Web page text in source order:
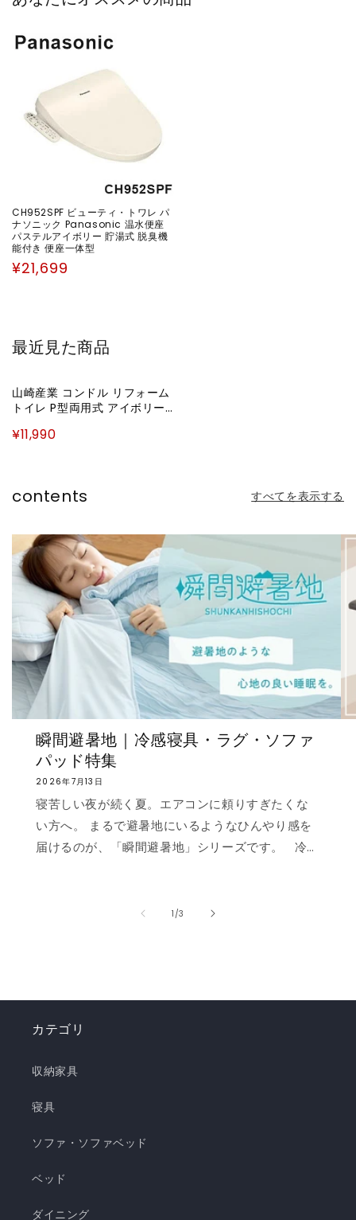
す
CH952SPF ビューティ・トワレ パ
ナソニック Panasonic 温水便座
パステルアイボリー 貯湯式 脱臭機
能付き 便座一体型
通
¥21,699
最近見た商品
山崎産業 コンドル リフォーム
トイレ P型両用式 アイボリー
引不可)
¥11,990
contents すべてを表示する
瞬間避暑地｜冷感寝具・ラグ・ソファ
パッド特集
2026年7月13日
寝苦しい夜が続く夏。エアコンに頼りすぎたくな
い方へ。 まるで避暑地にいるようなひんやり感を
届けるのが、「瞬間避暑地」シリーズです。 冷
うな“ずっと触れていたくなる冷たさ”を実現しま
う！✨ ❄️強冷感リバーシブルケット ❄️強冷感リバ
ーシブル敷きパッド ❄️強冷感枕パッド ❄️強冷感抱
き枕 ❄️強冷感3層ごろ寝マット ❄️強冷感ソファーパ
ッド ❄️強冷感極厚ラグ 🍃【New!!】通年使えるレ
ケット ・選べる4サイズ(ハーフ/シングル/セミダ
シブル仕様 ・柔らかくてとろっとしたくしゅくし
ゅレーヨン生地 ・春先～秋頃まで長く使える ・抗
濯できてお手入れ簡単 瞬間避暑地 くしゅくしゅケ
1 /の
3
カテゴリ
収納家具
寝具
ソファ・ソファベッド
ベッド
ダイニング